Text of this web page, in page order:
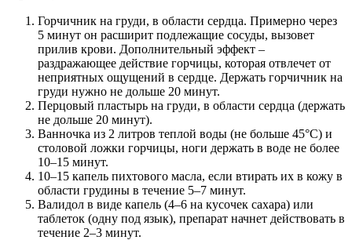
Горчичник на груди, в области сердца. Примерно через
5 минут он расширит подлежащие сосуды, вызовет
прилив крови. Дополнительный эффект –
раздражающее действие горчицы, которая отвлечет от
неприятных ощущений в сердце. Держать горчичник на
груди нужно не дольше 20 минут.
Перцовый пластырь на груди, в области сердца (держать
не дольше 20 минут).
Ванночка из 2 литров теплой воды (не больше 45°С) и
столовой ложки горчицы, ноги держать в воде не более
10–15 минут.
10–15 капель пихтового масла, если втирать их в кожу в
области грудины в течение 5–7 минут.
Валидол в виде капель (4–6 на кусочек сахара) или
таблеток (одну под язык), препарат начнет действовать в
течение 2–3 минут.